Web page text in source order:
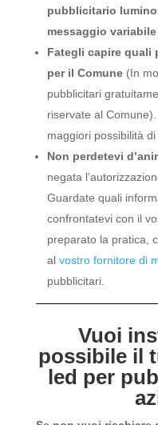
pubblicitario
messaggio
Fategli capire quali
per il Comune (In
pubblicitari
riservate al
maggiori possibilità di
Non perdetevi
negata
Guardate quali
confrontatevi con il
preparato la pratica,
al vostro fornitore di
pubblicitari.
Vuoi
possibile il
led per